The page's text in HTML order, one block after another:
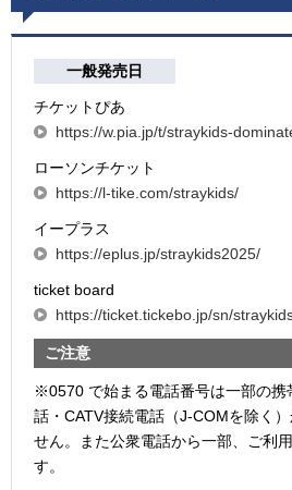
一般発売日
チケットぴあ
https://w.pia.jp/t/straykids-
ローソンチケット
https://l-tike.com/straykids/
イープラス
https://eplus.jp/straykids2025/
ticket board
https://ticket.tickebo.jp/sn/
ご注意
※0570 で始まる電話番号は一部の携
話・CATV接続電話（J-COMを除く
せん。また公衆電話から一部、ご利
す。